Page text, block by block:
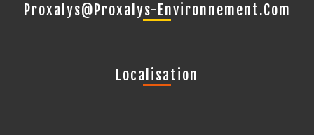
Proxalys@proxalys-Environnement.com
Localisation